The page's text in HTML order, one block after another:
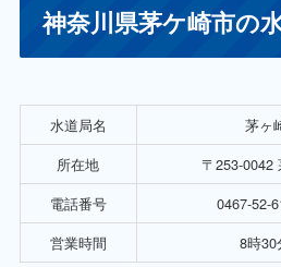
神奈川県茅ケ崎市の
水道局名
茅ヶ
所在地
〒253-0042
電話番号
0467-52-
営業時間
8時30